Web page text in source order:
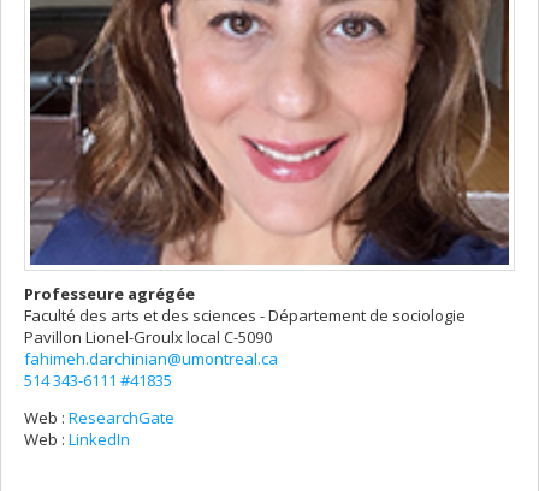
Professeure agrégée
Faculté des arts et des sciences - Département de sociologie
Pavillon Lionel-Groulxlocal C-5090
fahimeh.darchinian@umontreal.ca
514 343-6111 #41835
Web : ResearchGate
Web : LinkedIn